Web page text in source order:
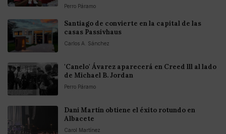
Perro Páramo
Santiago de convierte en la capital de las
casas Passivhaus
Carlos A. Sánchez
'Canelo' Ávarez aparecerá en Creed lll al lado
de Michael B. Jordan
Perro Páramo
Dani Martín obtiene el éxito rotundo en
Albacete
Carol Martínez